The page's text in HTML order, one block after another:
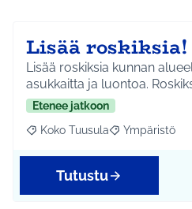
Lisää roskiksia!
Lisää roskiksia kunnan
asukkaitta ja luontoa.
Etenee jatkoon
Rajaa tulokset aihepiirin
Koko Tuusula Rajaa tulokset
Ympäristö
Tutustu